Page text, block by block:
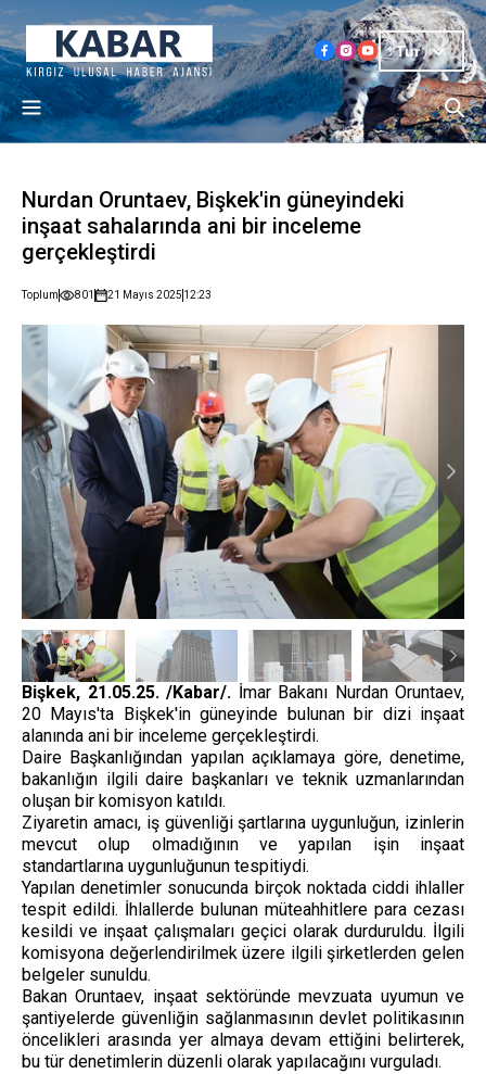
Tur
Nurdan Oruntaev, Bişkek'in güneyindeki
inşaat sahalarında ani bir inceleme
gerçekleştirdi
Toplum 801 21 Mayıs 2025 12:23
Bişkek, 21.05.25. /Kabar/. İmar Bakanı Nurdan Oruntaev,
20 Mayıs'ta Bişkek'in güneyinde bulunan bir dizi inşaat
alanında ani bir inceleme gerçekleştirdi.
Daire Başkanlığından yapılan açıklamaya göre, denetime,
bakanlığın ilgili daire başkanları ve teknik uzmanlarından
oluşan bir komisyon katıldı.
Ziyaretin amacı, iş güvenliği şartlarına uygunluğun, izinlerin
mevcut olup olmadığının ve yapılan işin inşaat
standartlarına uygunluğunun tespitiydi.
Yapılan denetimler sonucunda birçok noktada ciddi ihlaller
tespit edildi. İhlallerde bulunan müteahhitlere para cezası
kesildi ve inşaat çalışmaları geçici olarak durduruldu. İlgili
komisyona değerlendirilmek üzere ilgili şirketlerden gelen
belgeler sunuldu.
Bakan Oruntaev, inşaat sektöründe mevzuata uyumun ve
şantiyelerde güvenliğin sağlanmasının devlet politikasının
öncelikleri arasında yer almaya devam ettiğini belirterek,
bu tür denetimlerin düzenli olarak yapılacağını vurguladı.